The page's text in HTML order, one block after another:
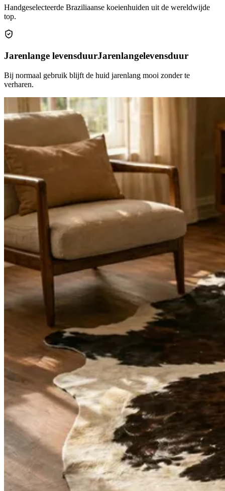
Handgeselecteerde Braziliaanse koeienhuiden uit de wereldwijde
top.
Jarenlange levensduurJarenlangelevensduur
Bij normaal gebruik blijft de huid jarenlang mooi zonder te
verharen.